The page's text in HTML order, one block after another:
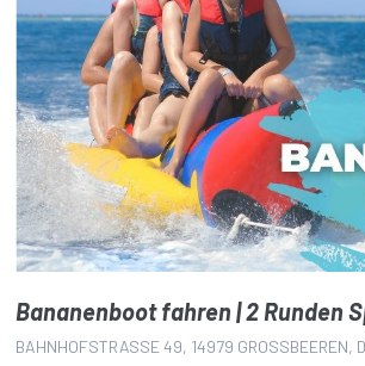
Bananenboot fahren | 2 Runden
BAHNHOFSTRASSE 49, 14979 GROSSBEEREN,